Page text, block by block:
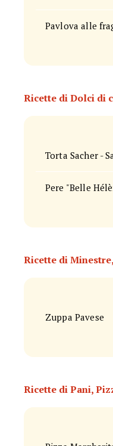
Pavlova alle
Ricette di Dolci di
Torta Sacher -
Pere "Belle
Ricette di
Zuppa Pavese
Ricette di Pani,